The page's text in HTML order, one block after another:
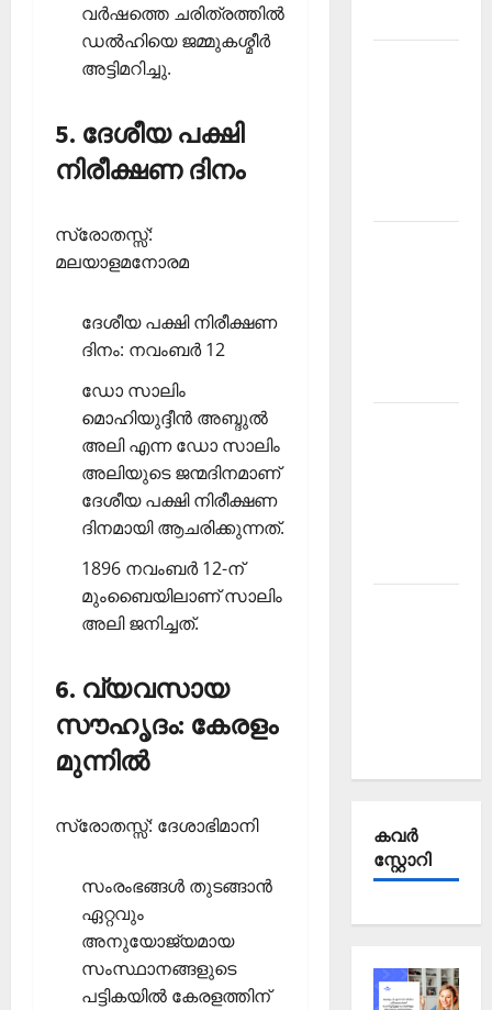
വര്‍ഷത്തെ ചരിത്രത്തില്‍
ഡല്‍ഹിയെ ജമ്മുകശ്മീര്‍
അട്ടിമറിച്ചു.
5. ദേശീയ പക്ഷി
നിരീക്ഷണ ദിനം
സ്രോതസ്സ്:
മലയാളമനോരമ
ദേശീയ പക്ഷി നിരീക്ഷണ
ദിനം: നവംബര്‍ 12
ഡോ സാലിം
മൊഹിയുദ്ദീന്‍ അബ്ദുല്‍
അലി എന്ന ഡോ സാലിം
അലിയുടെ ജന്മദിനമാണ്
ദേശീയ പക്ഷി നിരീക്ഷണ
ദിനമായി ആചരിക്കുന്നത്.
1896 നവംബര്‍ 12-ന്
മുംബൈയിലാണ് സാലിം
അലി ജനിച്ചത്.
6. വ്യവസായ
സൗഹൃദം: കേരളം
മുന്നില്‍
സ്രോതസ്സ്: ദേശാഭിമാനി
സംരംഭങ്ങള്‍ തുടങ്ങാന്‍
ഏറ്റവും
അനുയോജ്യമായ
സംസ്ഥാനങ്ങളുടെ
പട്ടികയില്‍ കേരളത്തിന്
കവര്‍
സ്റ്റോറി